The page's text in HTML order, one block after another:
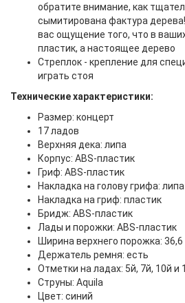
обратите внимание, как
сымитирована фактура
вас ощущение того, что в
пластик, а настоящее дерево
Стреплок - крепление для
играть стоя
Технические характеристики:
Размер: концерт
17 ладов
Верхняя дека: липа
Корпус: ABS-пластик
Гриф: ABS-пластик
Накладка на голову грифа: липа
Накладка на гриф: пластик
Бридж: ABS-пластик
Лады и порожки: ABS-пластик
Ширина верхнего порожка:
Держатель ремня: есть
Отметки на ладах: 5й, 7й, 10й и
Струны: Aquila
Цвет: синий